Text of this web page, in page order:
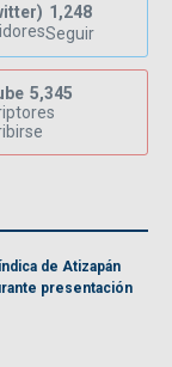
1,248
Seguir
5,345
de Atizapán
presentación